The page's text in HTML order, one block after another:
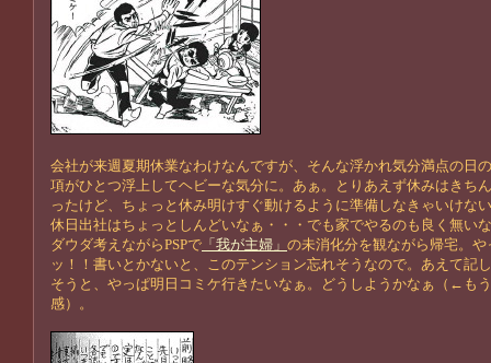
会社が来週夏期休業なわけなんですが、そんな浮かれ気分満点の日
項がひとつ浮上してヘビーな気分に。あぁ。とりあえず休みはきち
ったけど、ちょっと休み明けすぐ動けるように準備しなきゃいけな
休日出社はちょっとしんどいなぁ・・・でも家でやるのも良く無い
ダウダ考えながらPSPで 「我が主婦」 の未消化分を観ながら帰宅。
ッ！！書いとかないと、このテンション忘れそうなので。あえて記
そうと、やっぱ明日コミケ行きたいなぁ。どうしようかなぁ（←も
感）。